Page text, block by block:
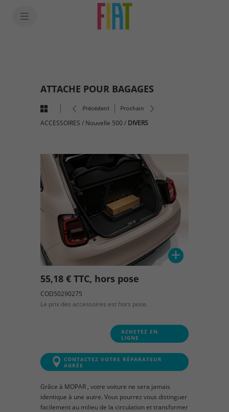
ATTACHE POUR BAGAGES
Précédent Prochain
ACCESSOIRES / Nouvelle 500 / DIVERS
55,18 € TTC, hors pose
COD50290275
Le prix des accessoires est hors pose.
ACHETEZ EN
LIGNE
CONTACTEZ VOTRE RÉPARATEUR
AGRÉE
Grâce à MOPAR , votre voiture ne sera jamais
identique à une autre. Vous pourrez vous distinguer
facilement au milieu de la circulation et transformer